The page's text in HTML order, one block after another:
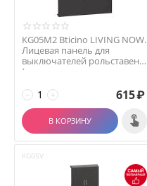
KG05M2 Bticino LIVING NOW.
Лицевая панель для
выключателей рольставень
(горизонтальное ...
+
− 615₽
В КОРЗИНУ
KG05V